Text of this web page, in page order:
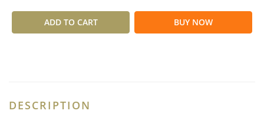
ADD TO CART BUY NOW
DESCRIPTION